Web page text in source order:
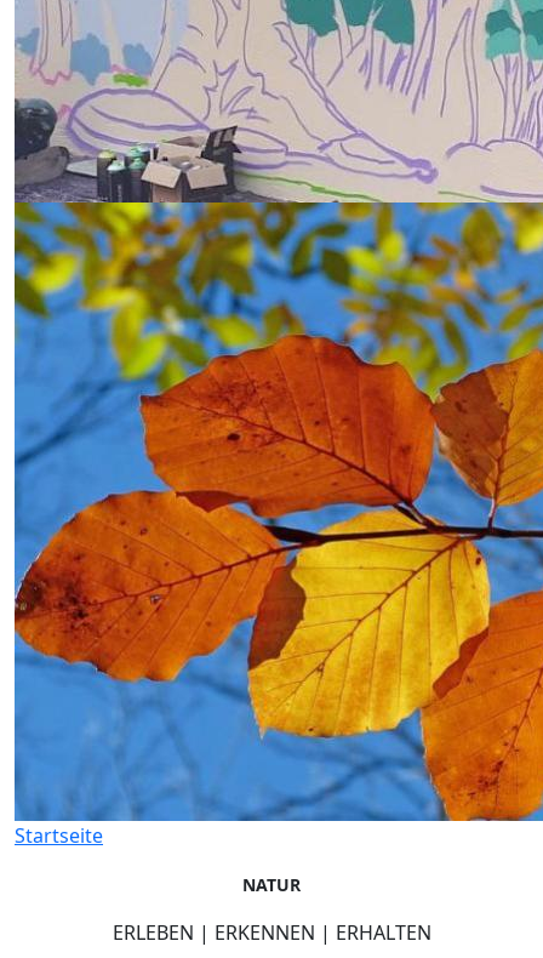
Startseite
NATUR
ERLEBEN | ERKENNEN | ERHALTEN